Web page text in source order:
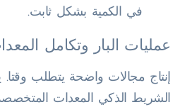
في الكمية بشكل ثابت.
عمليات البار وتكامل
إنتاج مجالات واضحة يتطلب
الشريط الذكي المعدات